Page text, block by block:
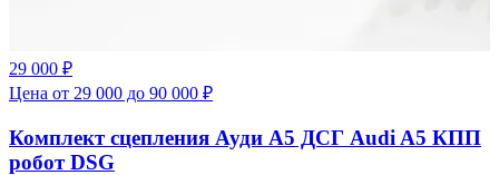
29 000 ₽
Цена от 29 000 до 90 000 ₽
Комплект сцепления Ауди А5 ДСГ Audi A5 КПП
робот DSG